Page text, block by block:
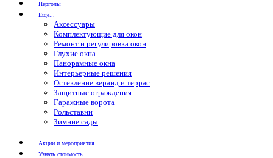
Перголы
Еще...
Аксессуары
Комплектующие для окон
Ремонт и регулировка окон
Глухие окна
Панорамные окна
Интерьерные решения
Остекление веранд и террас
Защитные ограждения
Гаражные ворота
Рольставни
Зимние сады
Акции и мероприятия
Узнать стоимость